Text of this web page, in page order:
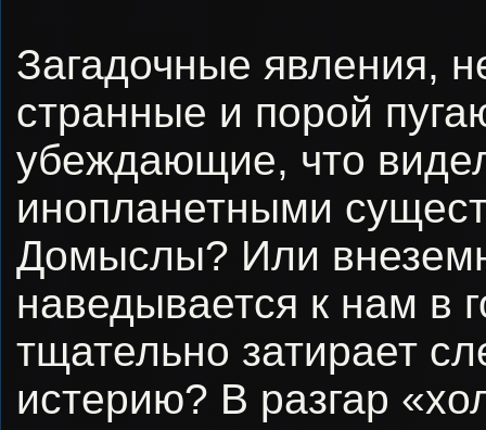
Загадочные явления,
странные и порой
убеждающие, что
инопланетными
Домыслы? Или
наведывается к нам в
тщательно затирает
истерию? В разгар